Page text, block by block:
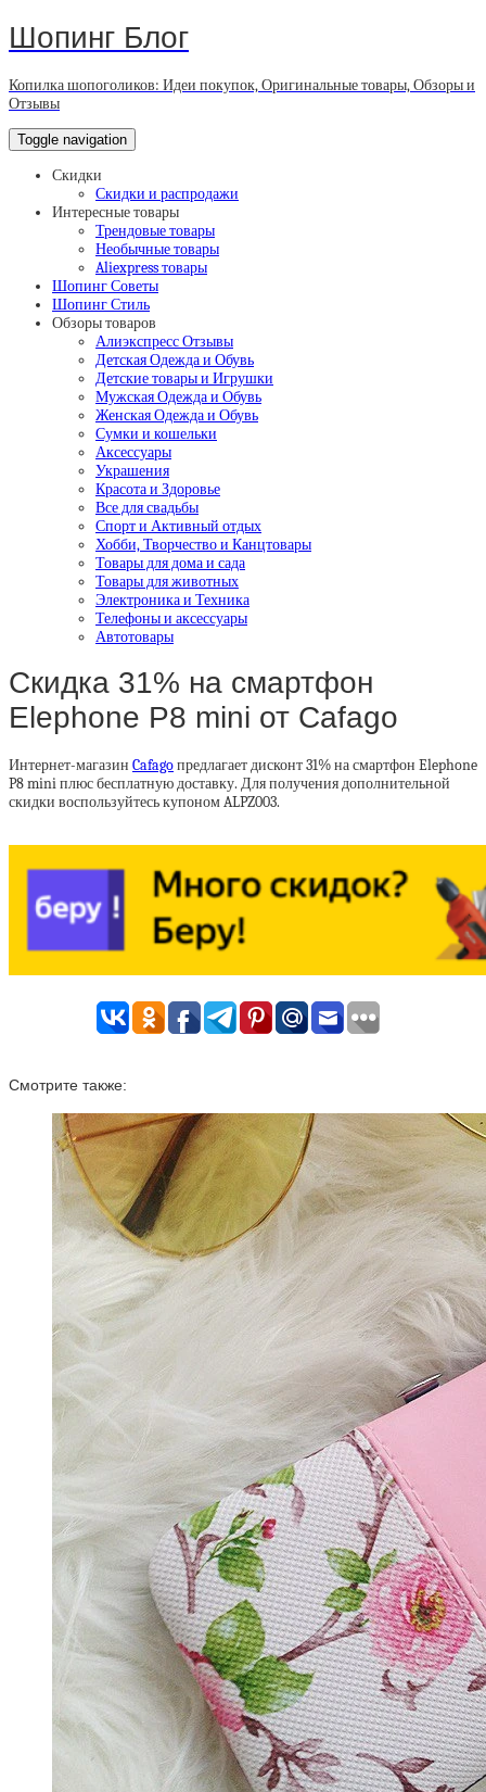
Шопинг Блог
Копилка шопоголиков: Идеи покупок, Оригинальные товары, Обзоры и
Отзывы
Toggle navigation
Скидки
Скидки и распродажи
Интересные товары
Трендовые товары
Необычные товары
Aliexpress товары
Шопинг Советы
Шопинг Стиль
Обзоры товаров
Алиэкспресс Отзывы
Детская Одежда и Обувь
Детские товары и Игрушки
Мужская Одежда и Обувь
Женская Одежда и Обувь
Сумки и кошельки
Аксессуары
Украшения
Красота и Здоровье
Все для свадьбы
Спорт и Активный отдых
Хобби, Творчество и Канцтовары
Товары для дома и сада
Товары для животных
Электроника и Техника
Телефоны и аксессуары
Автотовары
Скидка 31% на смартфон
Elephone P8 mini от Cafago
Интернет-магазин Cafagoпредлагает дисконт 31% на смартфон Elephone
P8 mini плюс бесплатную доставку. Для получения дополнительной
скидки воспользуйтесь купоном ALPZ003.
Смотрите также: